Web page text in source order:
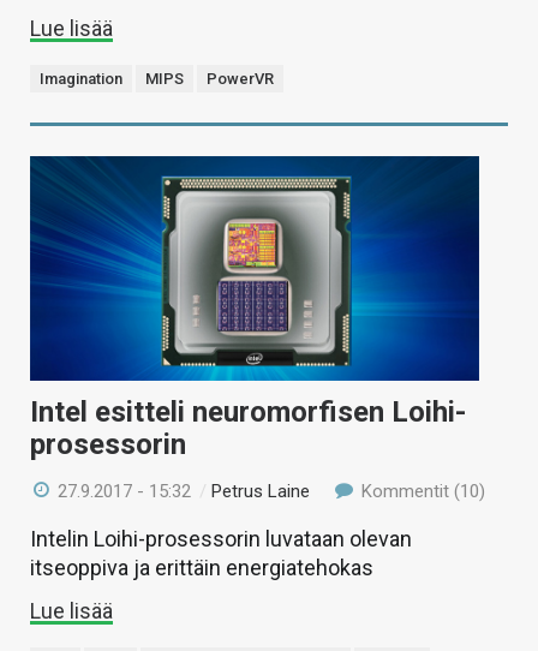
Lue lisää
Imagination MIPS PowerVR
Intel esitteli neuromorfisen Loihi-
prosessorin
27.9.2017 - 15:32 / Petrus Laine Kommentit (10)
Intelin Loihi-prosessorin luvataan olevan
itseoppiva ja erittäin energiatehokas
Lue lisää